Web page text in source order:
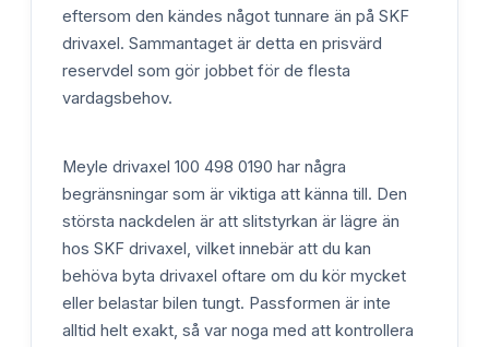
eftersom den kändes något tunnare än på SKF
drivaxel. Sammantaget är detta en prisvärd
reservdel som gör jobbet för de flesta
vardagsbehov.
Meyle drivaxel 100 498 0190 har några
begränsningar som är viktiga att känna till. Den
största nackdelen är att slitstyrkan är lägre än
hos SKF drivaxel, vilket innebär att du kan
behöva byta drivaxel oftare om du kör mycket
eller belastar bilen tungt. Passformen är inte
alltid helt exakt, så var noga med att kontrollera